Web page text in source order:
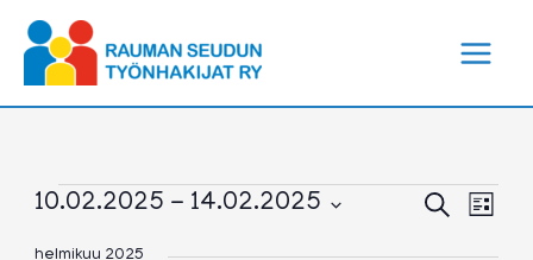
sisältöön
Tapahtumat
Tapahtumat
Etsi
Etsi
Lista
10.02.2025 - 14.02.2025
helmikuu 2025